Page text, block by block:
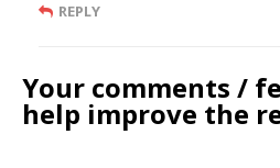
REPLY
Your comments /
help improve the